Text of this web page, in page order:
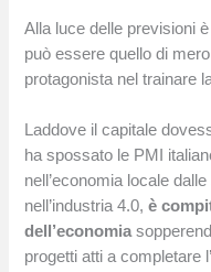
Alla luce delle previsioni
può essere quello di
protagonista nel trainare
Laddove il capitale
ha spossato le PMI
nell’economia locale
nell’industria 4.0,è
dell’economia
progetti atti a completare